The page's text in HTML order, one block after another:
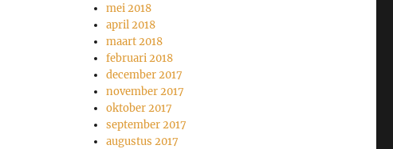
mei 2018
april 2018
maart 2018
februari 2018
december 2017
november 2017
oktober 2017
september 2017
augustus 2017